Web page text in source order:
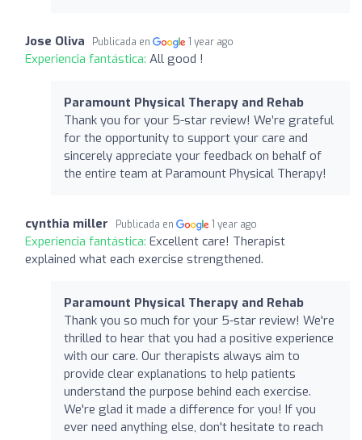
Jose Oliva Publicada en 1 year ago
Experiencia fantástica: All good !
Paramount Physical Therapy and Rehab
Thank you for your 5-star review! We’re grateful
for the opportunity to support your care and
sincerely appreciate your feedback on behalf of
the entire team at Paramount Physical Therapy!
cynthia miller Publicada en 1 year ago
Experiencia fantástica: Excellent care! Therapist
explained what each exercise strengthened.
Paramount Physical Therapy and Rehab
Thank you so much for your 5-star review! We're
thrilled to hear that you had a positive experience
with our care. Our therapists always aim to
provide clear explanations to help patients
understand the purpose behind each exercise.
We're glad it made a difference for you! If you
ever need anything else, don't hesitate to reach